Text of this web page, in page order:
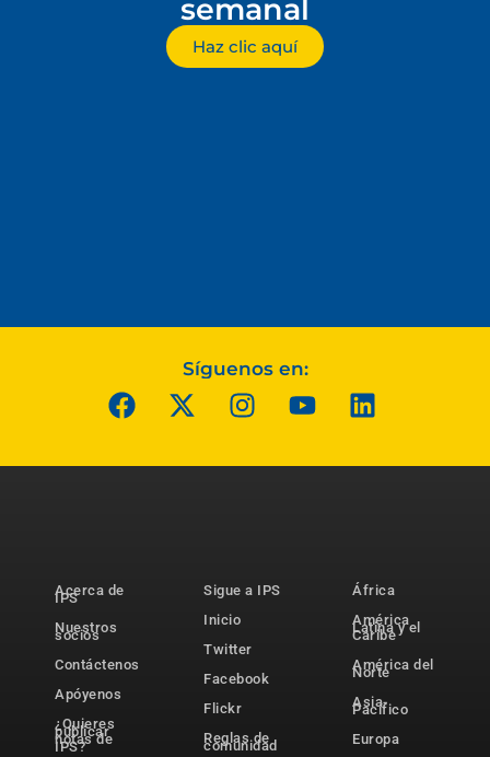
semanal
Haz clic aquí
Síguenos en:
Acerca de
IPS
Nuestros
socios
Contáctenos
Apóyenos
¿Quieres
publicar
notas de
IPS?
Sigue a IPS
Inicio
Twitter
Facebook
Flickr
Reglas de
comunidad
África
América
Latina y el
Caribe
América del
Norte
Asia-
Pacífico
Europa